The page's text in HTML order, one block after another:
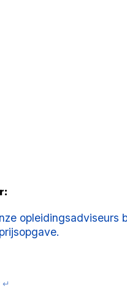
opleidingsadviseurs
↵